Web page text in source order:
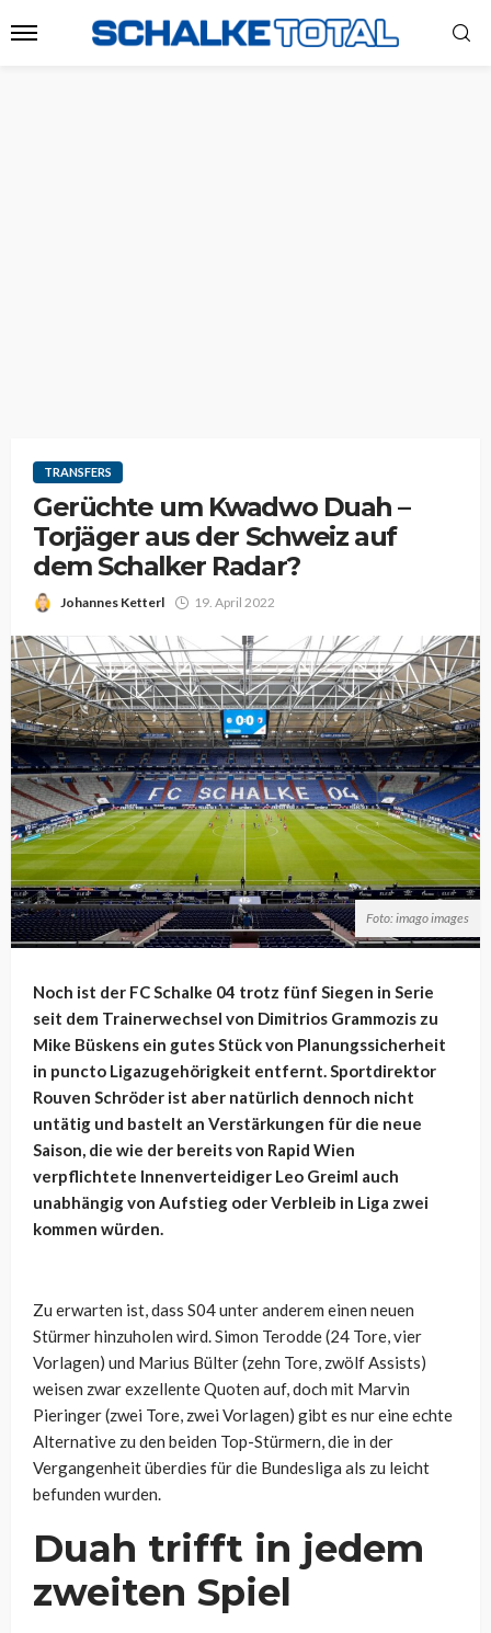
TRANSFERS
Gerüchte um Kwadwo Duah –
Torjäger aus der Schweiz auf
dem Schalker Radar?
Johannes Ketterl 19. April 2022
Foto: imago images
Noch ist der FC Schalke 04 trotz fünf Siegen in Serie
seit dem Trainerwechsel von Dimitrios Grammozis zu
Mike Büskens ein gutes Stück von Planungssicherheit
in puncto Ligazugehörigkeit entfernt. Sportdirektor
Rouven Schröder ist aber natürlich dennoch nicht
untätig und bastelt an Verstärkungen für die neue
Saison, die wie der bereits von Rapid Wien
verpflichtete Innenverteidiger Leo Greiml auch
unabhängig von Aufstieg oder Verbleib in Liga zwei
kommen würden.
Zu erwarten ist, dass S04 unter anderem einen neuen
Stürmer hinzuholen wird. Simon Terodde (24 Tore, vier
Vorlagen) und Marius Bülter (zehn Tore, zwölf Assists)
weisen zwar exzellente Quoten auf, doch mit Marvin
Pieringer (zwei Tore, zwei Vorlagen) gibt es nur eine echte
Alternative zu den beiden Top-Stürmern, die in der
Vergangenheit überdies für die Bundesliga als zu leicht
befunden wurden.
Duah trifft in jedem
zweiten Spiel